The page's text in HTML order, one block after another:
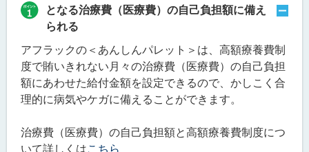
となる治療費（医療費）の自己負担額に備え
られる
アフラックの＜あんしんパレット＞は、高額療養費制
度で賄いきれない月々の治療費（医療費）の自己負担
額にあわせた給付金額を設定できるので、かしこく合
理的に病気やケガに備えることができます。
治療費（医療費）の自己負担額と高額療養費制度につ
いて詳しくはこちら